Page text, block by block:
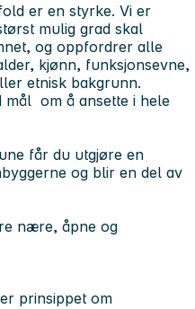
er en styrke. Vi er
mulig grad skal
og oppfordrer alle
kjønn, funksjonsevne,
etnisk bakgrunn.
om å ansette i hele
får du utgjøre en
og blir en del av
nære, åpne og
prinsippet om